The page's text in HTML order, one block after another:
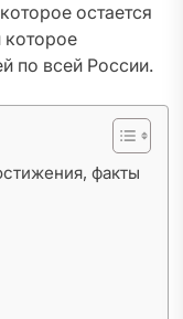
остается
по всей России.
факты